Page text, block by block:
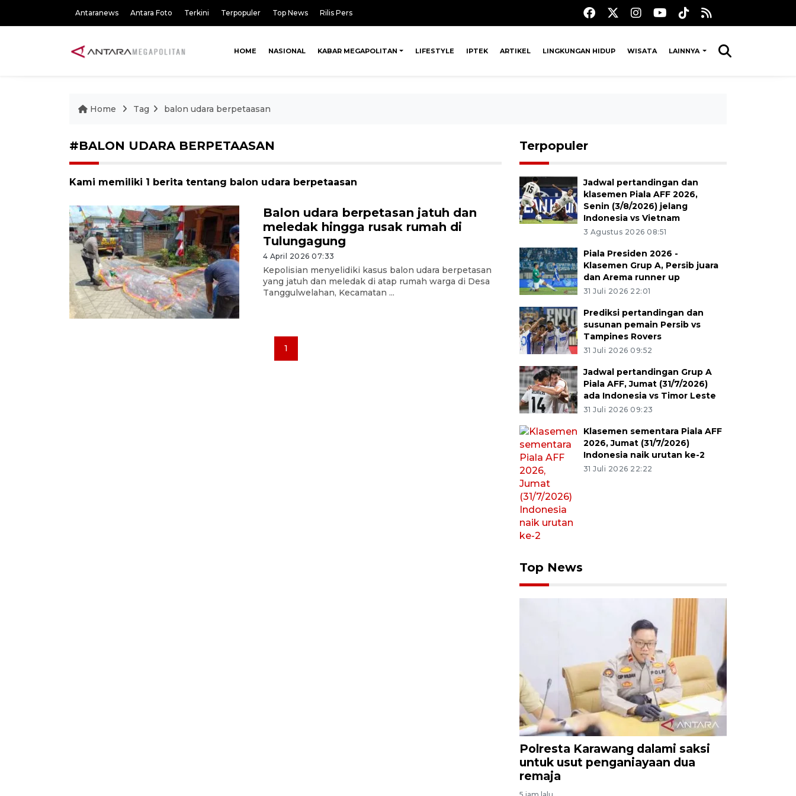
Antaranews Antara Foto Terkini Terpopuler Top News Rilis Pers
HOME NASIONAL KABAR MEGAPOLITAN LIFESTYLE IPTEK ARTIKEL LINGKUNGAN HIDUP WISATA LAINNYA
Home Tag balon udara berpetaasan
#BALON UDARA BERPETAASAN
Kami memiliki 1 berita tentang balon udara berpetaasan
Balon udara berpetasan jatuh dan
meledak hingga rusak rumah di
Tulungagung
4 April 2026 07:33
Kepolisian menyelidiki kasus balon udara berpetasan
yang jatuh dan meledak di atap rumah warga di Desa
Tanggulwelahan, Kecamatan ...
1
Terpopuler
Jadwal pertandingan dan
klasemen Piala AFF 2026,
Senin (3/8/2026) jelang
Indonesia vs Vietnam
3 Agustus 2026 08:51
Piala Presiden 2026 -
Klasemen Grup A, Persib juara
dan Arema runner up
31 Juli 2026 22:01
Prediksi pertandingan dan
susunan pemain Persib vs
Tampines Rovers
31 Juli 2026 09:52
Jadwal pertandingan Grup A
Piala AFF, Jumat (31/7/2026)
ada Indonesia vs Timor Leste
31 Juli 2026 09:23
Klasemen sementara Piala AFF
2026, Jumat (31/7/2026)
Indonesia naik urutan ke-2
31 Juli 2026 22:22
Top News
Polresta Karawang dalami saksi
untuk usut penganiayaan dua
remaja